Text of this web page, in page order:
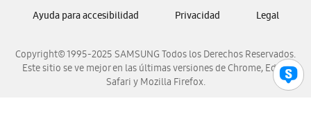
Samsung Venezuela
Copyright© 1995-2025 SAMSUNG Todos los Derechos Reservados.
Este sitio se ve mejor en las últimas versiones de Chrome, Edge,
Safari y Mozilla Firefox.
Ayuda para accesibilidad Privacidad Legal